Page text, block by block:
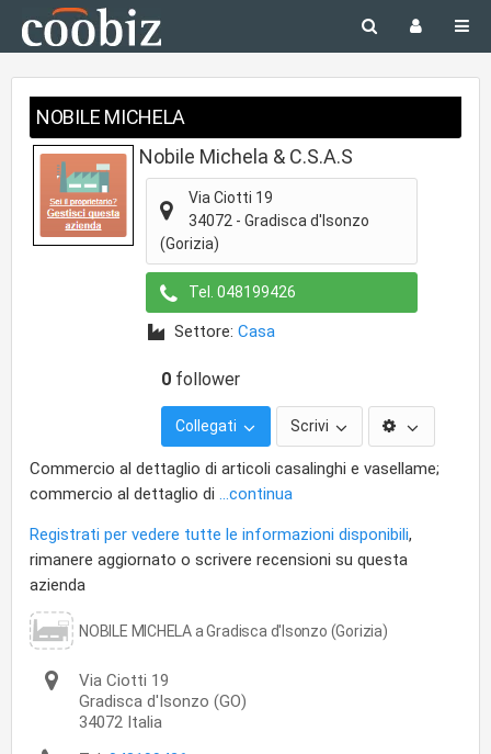
NOBILE MICHELA
Nobile Michela & C.S.A.S
Via Ciotti 19
34072 - Gradisca d'Isonzo
(Gorizia)
Tel. 048199426
Settore: Casa
0 follower
Collegati Scrivi
Commercio al dettaglio di articoli casalinghi e vasellame;
commercio al dettaglio di ...continua
Registrati per vedere tutte le informazioni disponibili,
rimanere aggiornato o scrivere recensioni su questa
azienda
NOBILE MICHELA a Gradisca d'Isonzo (Gorizia)
Via Ciotti 19
Gradisca d'Isonzo (GO)
34072 Italia